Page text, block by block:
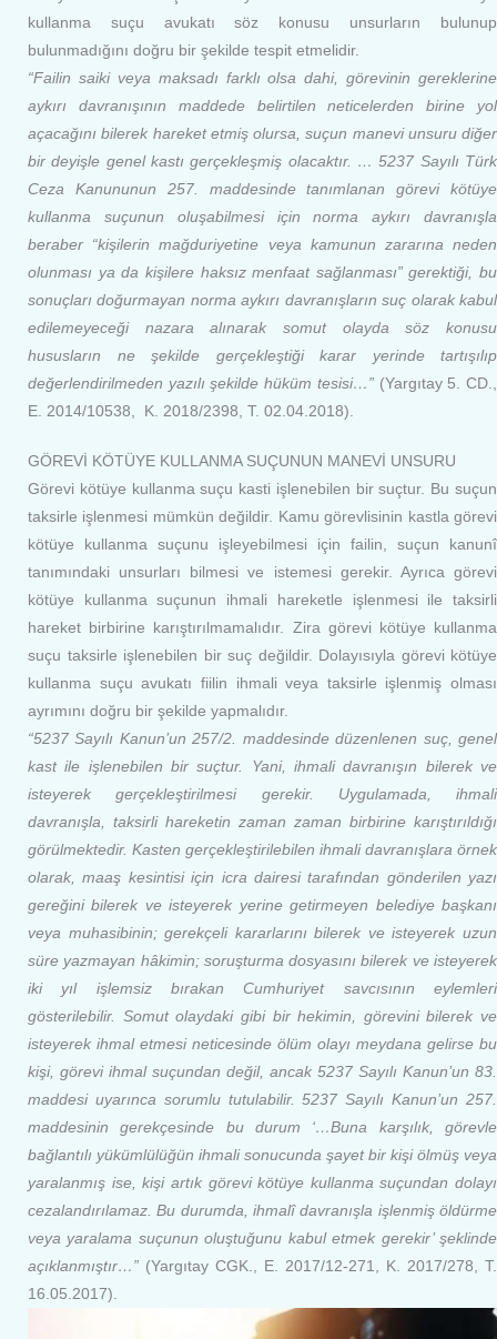
kullanma suçu avukatı söz konusu unsurların bulunup
bulunmadığını doğru bir şekilde tespit etmelidir.
“Failin saiki veya maksadı farklı olsa dahi, görevinin gereklerine
aykırı davranışının maddede belirtilen neticelerden birine yol
açacağını bilerek hareket etmiş olursa, suçun manevi unsuru diğer
bir deyişle genel kastı gerçekleşmiş olacaktır. … 5237 Sayılı Türk
Ceza Kanununun 257. maddesinde tanımlanan görevi kötüye
kullanma suçunun oluşabilmesi için norma aykırı davranışla
beraber “kişilerin mağduriyetine veya kamunun zararına neden
olunması ya da kişilere haksız menfaat sağlanması” gerektiği, bu
sonuçları doğurmayan norma aykırı davranışların suç olarak kabul
edilemeyeceği nazara alınarak somut olayda söz konusu
hususların ne şekilde gerçekleştiği karar yerinde tartışılıp
değerlendirilmeden yazılı şekilde hüküm tesisi…” (Yargıtay 5. CD.,
E. 2014/10538, K. 2018/2398, T. 02.04.2018).
GÖREVİ KÖTÜYE KULLANMA SUÇUNUN MANEVİ UNSURU
Görevi kötüye kullanma suçu kasti işlenebilen bir suçtur. Bu suçun
taksirle işlenmesi mümkün değildir. Kamu görevlisinin kastla görevi
kötüye kullanma suçunu işleyebilmesi için failin, suçun kanunî
tanımındaki unsurları bilmesi ve istemesi gerekir. Ayrıca görevi
kötüye kullanma suçunun ihmali hareketle işlenmesi ile taksirli
hareket birbirine karıştırılmamalıdır. Zira görevi kötüye kullanma
suçu taksirle işlenebilen bir suç değildir. Dolayısıyla görevi kötüye
kullanma suçu avukatı fiilin ihmali veya taksirle işlenmiş olması
ayrımını doğru bir şekilde yapmalıdır.
“5237 Sayılı Kanun’un 257/2. maddesinde düzenlenen suç, genel
kast ile işlenebilen bir suçtur. Yani, ihmali davranışın bilerek ve
isteyerek gerçekleştirilmesi gerekir. Uygulamada, ihmali
davranışla, taksirli hareketin zaman zaman birbirine karıştırıldığı
görülmektedir. Kasten gerçekleştirilebilen ihmali davranışlara örnek
olarak, maaş kesintisi için icra dairesi tarafından gönderilen yazı
gereğini bilerek ve isteyerek yerine getirmeyen belediye başkanı
veya muhasibinin; gerekçeli kararlarını bilerek ve isteyerek uzun
süre yazmayan hâkimin; soruşturma dosyasını bilerek ve isteyerek
iki yıl işlemsiz bırakan Cumhuriyet savcısının eylemleri
gösterilebilir. Somut olaydaki gibi bir hekimin, görevini bilerek ve
isteyerek ihmal etmesi neticesinde ölüm olayı meydana gelirse bu
kişi, görevi ihmal suçundan değil, ancak 5237 Sayılı Kanun’un 83.
maddesi uyarınca sorumlu tutulabilir. 5237 Sayılı Kanun’un 257.
maddesinin gerekçesinde bu durum ‘…Buna karşılık, görevle
bağlantılı yükümlülüğün ihmali sonucunda şayet bir kişi ölmüş veya
yaralanmış ise, kişi artık görevi kötüye kullanma suçundan dolayı
cezalandırılamaz. Bu durumda, ihmalî davranışla işlenmiş öldürme
veya yaralama suçunun oluştuğunu kabul etmek gerekir’ şeklinde
açıklanmıştır…” (Yargıtay CGK., E. 2017/12-271, K. 2017/278, T.
16.05.2017).